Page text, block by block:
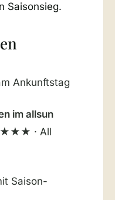
Saisonsieg.
Ankunftstag
im allsun
★★★★ · All
Saison-